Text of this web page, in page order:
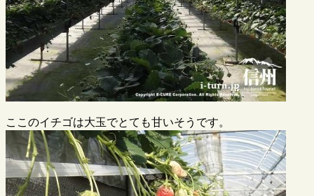
ここのイチゴは大玉でとても甘いそうです。